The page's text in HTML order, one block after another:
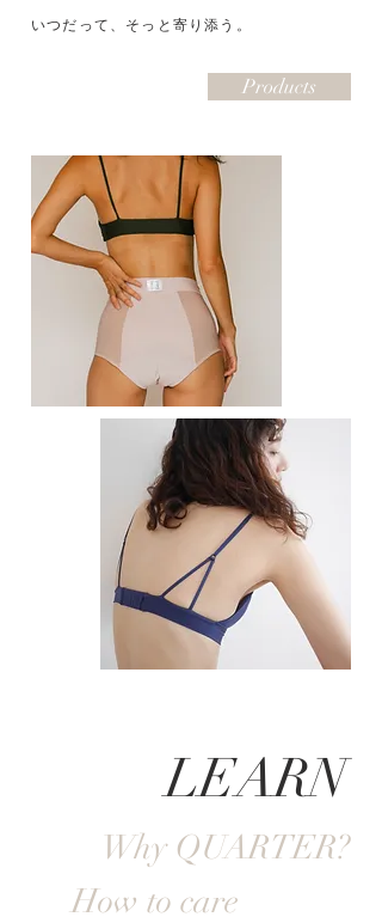
いつだって、そっと寄り添う。
Products
LEARN
Why QUARTER?
How to care